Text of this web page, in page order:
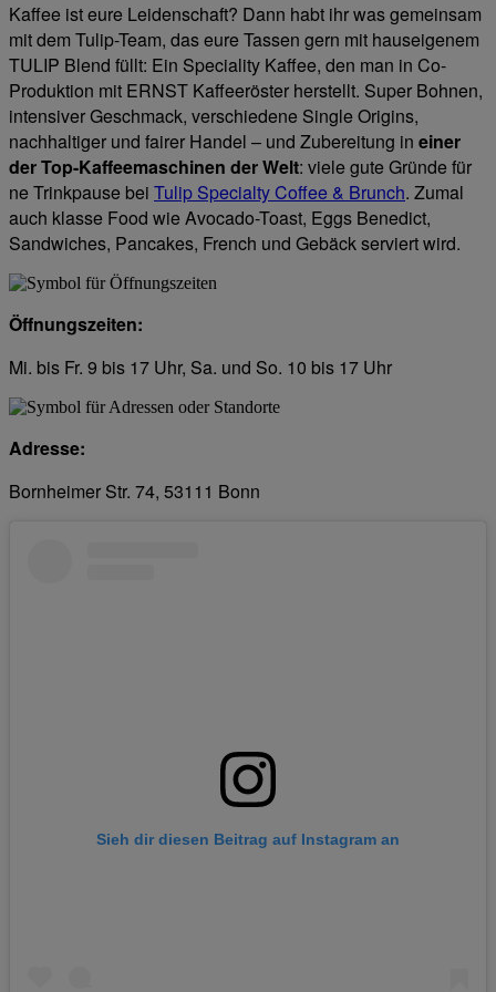
Kaffee ist eure Leidenschaft? Dann habt ihr was gemeinsam
mit dem Tulip-Team, das eure Tassen gern mit hauseigenem
TULIP Blend füllt: Ein Speciality Kaffee, den man in Co-
Produktion mit ERNST Kaffeeröster herstellt. Super Bohnen,
intensiver Geschmack, verschiedene Single Origins,
nachhaltiger und fairer Handel – und Zubereitung in einer
der Top-Kaffeemaschinen der Welt: viele gute Gründe für
ne Trinkpause bei Tulip Specialty Coffee & Brunch. Zumal
auch klasse Food wie Avocado-Toast, Eggs Benedict,
Sandwiches, Pancakes, French und Gebäck serviert wird.
Öffnungszeiten:
Mi. bis Fr. 9 bis 17 Uhr, Sa. und So. 10 bis 17 Uhr
Adresse:
Bornheimer Str. 74, 53111 Bonn
Sieh dir diesen Beitrag auf Instagram an